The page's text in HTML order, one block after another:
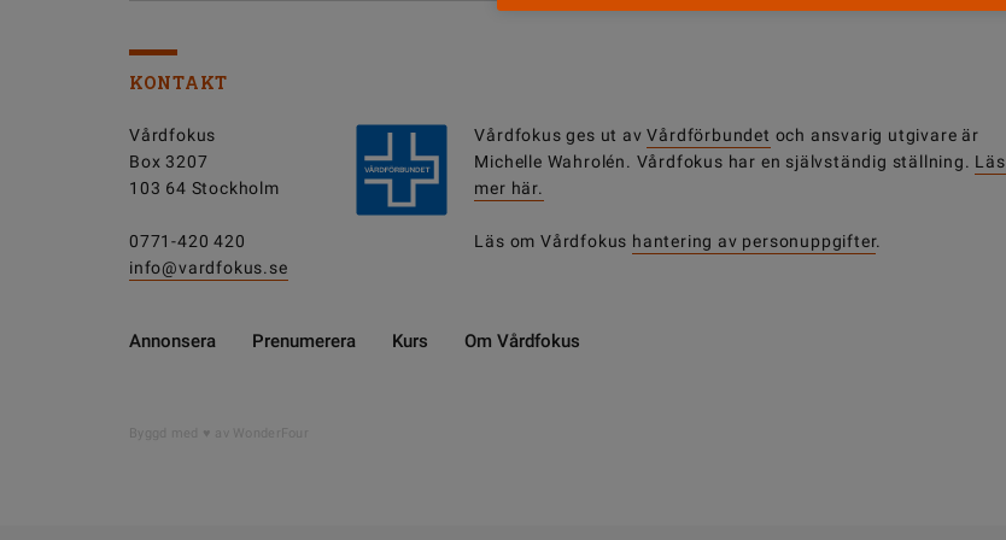
KONTAKT
Vårdfokus
Box 3207
103 64 Stockholm
0771-420 420
info@vardfokus.se
Vårdfokus ges ut avVårdförbundet och ansvarig utgivare är
Michelle Wahrolén. Vårdfokus har en självständig ställning. Läs
mer här.
Läs om Vårdfokus hantering av personuppgifter.
Annonsera Prenumerera Kurs Om Vårdfokus
Byggd med av WonderFour